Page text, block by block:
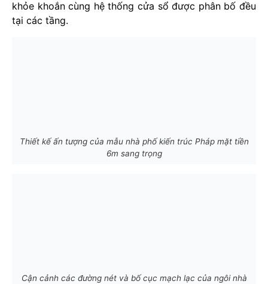
khỏe khoắn cùng hệ thống cửa sổ được phân bố đều
tại các tầng.
Thiết kế ấn tượng của mẫu nhà phố kiến trúc Pháp mặt tiền
6m sang trọng
Cận cảnh các đường nét và bố cục mạch lạc của ngôi nhà